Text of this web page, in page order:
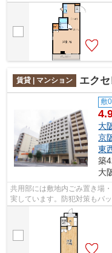
屋です。コンクリート躯体で
賃貸 | マンション エク
敷0
大
京
東
築
大
共用部には敷地内ごみ置き場
実しています。防犯対策もバ
徒歩10分に立地する物件です